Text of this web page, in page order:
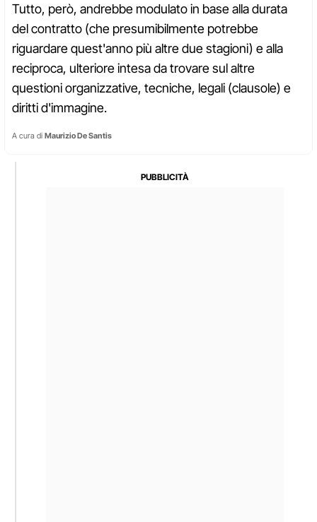
Tutto, però, andrebbe modulato in base alla durata
del contratto (che presumibilmente potrebbe
riguardare quest'anno più altre due stagioni) e alla
reciproca, ulteriore intesa da trovare sul altre
questioni organizzative, tecniche, legali (clausole) e
diritti d'immagine.
A cura di Maurizio De Santis